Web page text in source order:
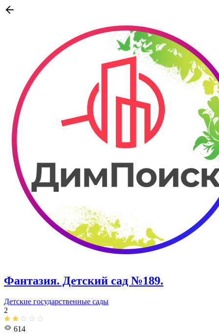
Фантазия. ​Детский сад №189.
Детские государственные сады
2
614